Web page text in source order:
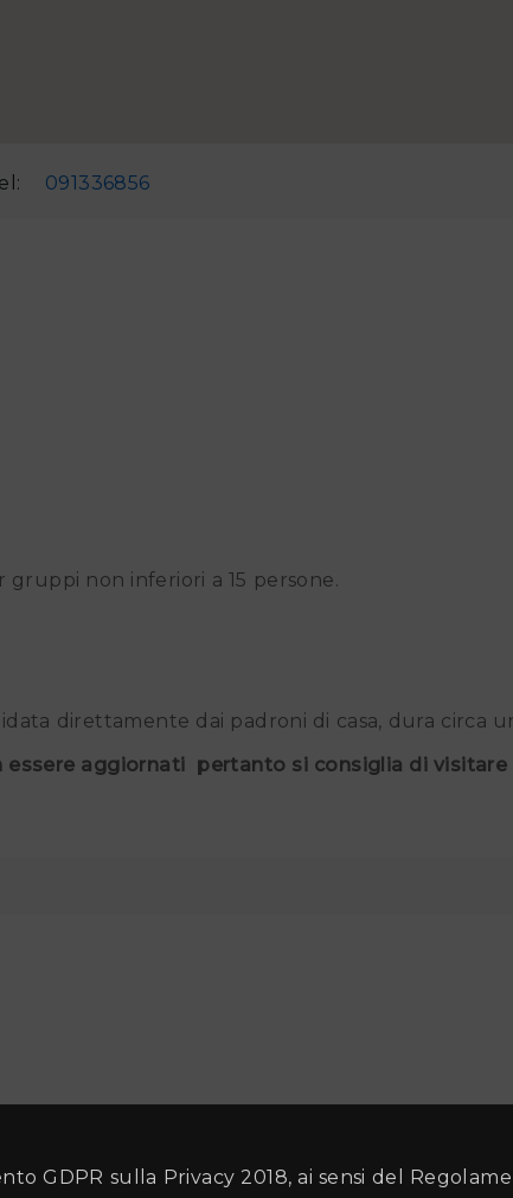
091336856
gruppi non inferiori a 15 persone.
direttamente dai padroni di casa, dura circa
essere aggiornati pertanto si consiglia di
GDPR sulla Privacy 2018, ai sensi del